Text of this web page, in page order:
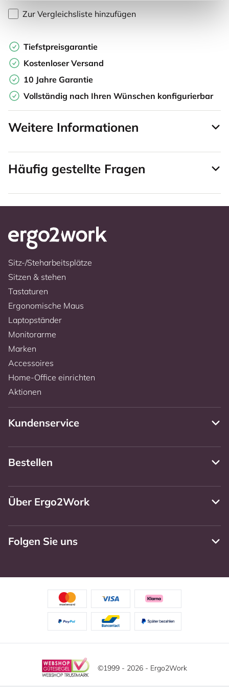
Zur Vergleichsliste hinzufügen
Tiefstpreisgarantie
Kostenloser Versand
10 Jahre Garantie
Vollständig nach Ihren Wünschen konfigurierbar
Weitere Informationen
Häufig gestellte Fragen
Sitz-/Steharbeitsplätze
Sitzen & stehen
Tastaturen
Ergonomische Maus
Laptopständer
Monitorarme
Marken
Accessoires
Home-Office einrichten
Aktionen
Kundenservice
Bestellen
Über Ergo2Work
Folgen Sie uns
©1999 - 2026 - Ergo2Work